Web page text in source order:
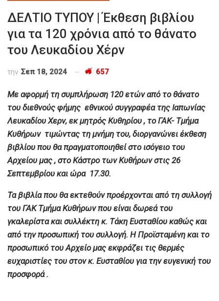
ΔΕΛΤΙΟ ΤΥΠΟΥ | Έκθεση βιβλίου
για τα 120 χρόνια από το θάνατο
του Λευκαδίου Χέρν
την Σεπ 18, 2024 657
Με αφορμή τη συμπλήρωση 120 ετών από το θάνατο
του διεθνούς φήμης εθνικού συγγραφέα της Ιαπωνίας
Λευκαδίου Χερν, εκ μητρός Κυθηρίου , το ΓΑΚ- Τμήμα
Κυθήρων τιμώντας τη μνήμη του, διοργανώνει έκθεση
βιβλίου που θα πραγματοποιηθεί στο ισόγειο του
Αρχείου μας , στο Κάστρο των Κυθήρων στις 26
Σεπτεμβρίου και ώρα 17.30.
Τα βιβλία που θα εκτεθούν προέρχονται από τη συλλογή
του ΓΑΚ Τμήμα Κυθήρων που είναι δωρεά του
γκαλερίστα και συλλέκτη κ. Τάκη Ευσταθίου καθώς και
από την προσωπική του συλλογή. Η Προϊσταμένη και το
προσωπικό του Αρχείο μας εκφράζει τις θερμές
ευχαριστίες του στον κ. Ευσταθίου για την ευγενική του
προσφορά .